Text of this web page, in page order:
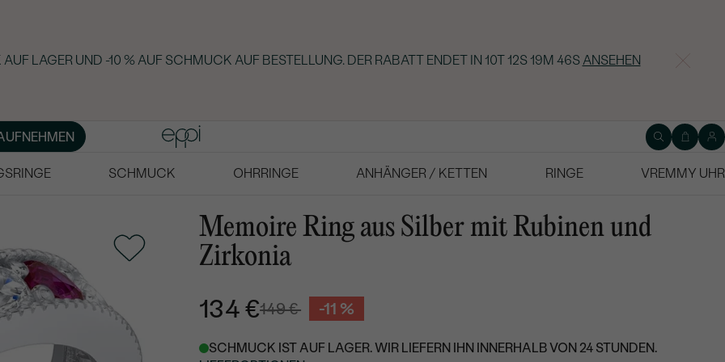
LAGER UND -10 % AUF SCHMUCK AUF BESTELLUNG. DER RABATT ENDET IN 10T 12S 19M 45S ANSEHEN
SCHMUCK OHRRINGE ANHÄNGER / KETTEN RINGE
VREMMY UHR
Memoire Ring aus Silber mit Rubinen und
Zirkonia
134 €149 € -11 %
SCHMUCK IST AUF LAGER. WIR LIEFERN IHN INNERHALB VON 24 STUNDEN.